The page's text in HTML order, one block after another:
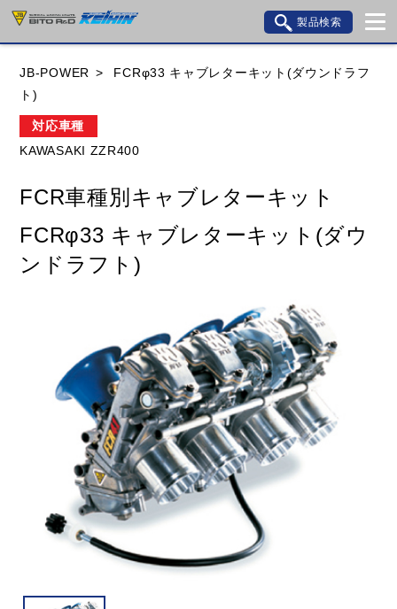
製品検索
HONDA YAMAHA
KAWASAKI BMW DUCATI GILERA
HUSQVANA KTM MOTO GUZZI
TRIUMPH
閉じる
JB-POWER
FCRφ33 キャブレターキット(ダウンドラフ
ト)
対応車種
KAWASAKI ZZR400
FCR車種別キャブレターキット
FCRφ33 キャブレターキット(ダウ
ンドラフト)